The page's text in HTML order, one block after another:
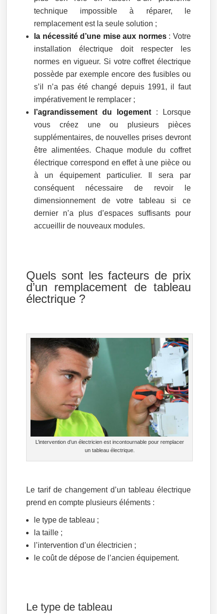
technique impossible à réparer, le
remplacement est la seule solution ;
la nécessité d’une mise aux normes: Votre
installation électrique doit respecter les
normes en vigueur. Si votre coffret électrique
possède par exemple encore des fusibles ou
s’il n’a pas été changé depuis 1991, il faut
impérativement le remplacer ;
l’agrandissement du logement : Lorsque
vous créez une ou plusieurs pièces
supplémentaires, de nouvelles prises devront
être alimentées. Chaque module du coffret
électrique correspond en effet à une pièce ou
à un équipement particulier. Il sera par
conséquent nécessaire de revoir le
dimensionnement de votre tableau si ce
dernier n’a plus d’espaces suffisants pour
accueillir de nouveaux modules.
Quels sont les facteurs de prix
d’un remplacement de tableau
électrique ?
L’intervention d’un électricien est incontournable pour remplacer
un tableau électrique.
Le tarif de changement d’un tableau électrique
prend en compte plusieurs éléments :
le type de tableau ;
la taille ;
l’intervention d’un électricien ;
le coût de dépose de l’ancien équipement.
Le type de tableau